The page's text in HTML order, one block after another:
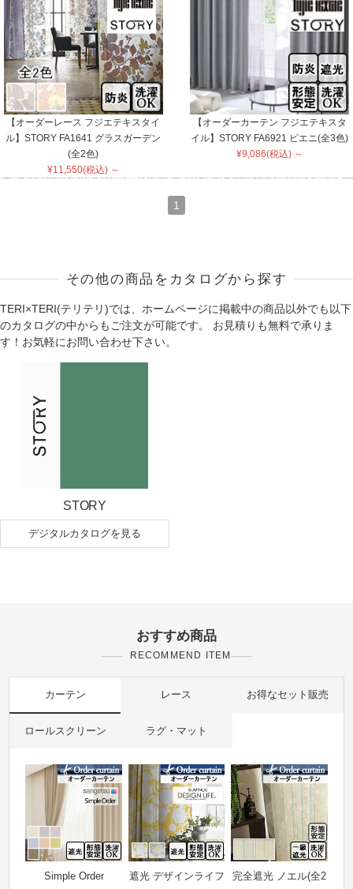
【オーダーレース フジエテキスタイ
ル】STORY FA1641 グラスガーデン
(全2色)
¥11,550(税込) ～
【オーダーカーテン フジエテキスタ
イル】STORY FA6921 ピエニ(全3色)
¥9,086(税込) ～
1
その他の商品をカタログから探す
TERI×TERI(テリテリ)では、ホームページに掲載中の商品以外でも以下
のカタログの中からもご注文が可能です。 お見積りも無料で承りま
す！お気軽にお問い合わせ下さい。
STORY
デジタルカタログを見る
おすすめ商品
RECOMMEND ITEM
カーテン レース お得なセット販売
ロールスクリーン ラグ・マット
Simple Order
遮光 デザインライフ
完全遮光 ノエル(全2